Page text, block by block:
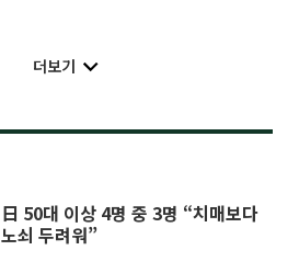
더보기
日 50대 이상 4명 중 3명 “치매보다
노쇠 두려워”